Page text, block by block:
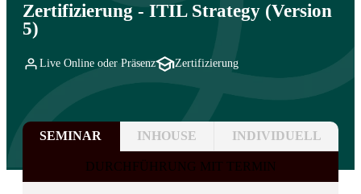
Zertifizierung - ITIL Strategy (Version
5)
Live Online oder Präsenz Zertifizierung
SEMINAR INHOUSE INDIVIDUELL
DURCHFÜHRUNG MIT TERMIN